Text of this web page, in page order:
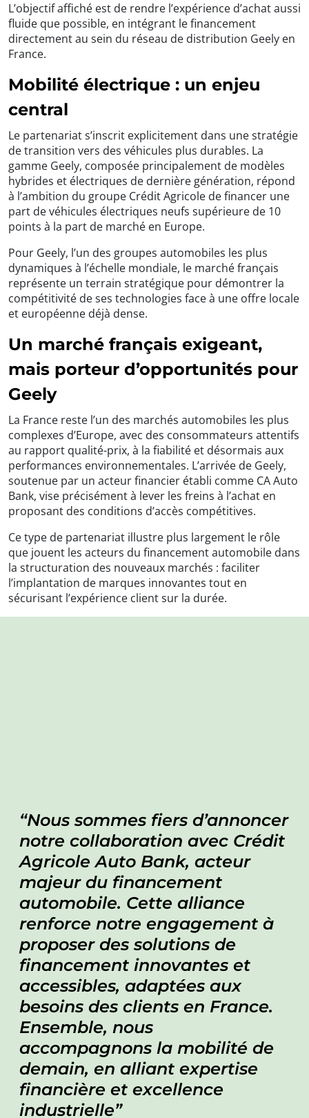
L’objectif affiché est de rendre l’expérience d’achat aussi
fluide que possible, en intégrant le financement
directement au sein du réseau de distribution Geely en
France.
Mobilité électrique : un enjeu
central
Le partenariat s’inscrit explicitement dans une stratégie
de transition vers des véhicules plus durables. La
gamme Geely, composée principalement de modèles
hybrides et électriques de dernière génération, répond
à l’ambition du groupe Crédit Agricole de financer une
part de véhicules électriques neufs supérieure de 10
points à la part de marché en Europe.
Pour Geely, l’un des groupes automobiles les plus
dynamiques à l’échelle mondiale, le marché français
représente un terrain stratégique pour démontrer la
compétitivité de ses technologies face à une offre locale
et européenne déjà dense.
Un marché français exigeant,
mais porteur d’opportunités pour
Geely
La France reste l’un des marchés automobiles les plus
complexes d’Europe, avec des consommateurs attentifs
au rapport qualité-prix, à la fiabilité et désormais aux
performances environnementales. L’arrivée de Geely,
soutenue par un acteur financier établi comme CA Auto
Bank, vise précisément à lever les freins à l’achat en
proposant des conditions d’accès compétitives.
Ce type de partenariat illustre plus largement le rôle
que jouent les acteurs du financement automobile dans
la structuration des nouveaux marchés : faciliter
l’implantation de marques innovantes tout en
sécurisant l’expérience client sur la durée.
Nous sommes fiers d’annoncer
notre collaboration avec Crédit
Agricole Auto Bank, acteur
majeur du financement
automobile. Cette alliance
renforce notre engagement à
proposer des solutions de
financement innovantes et
accessibles, adaptées aux
besoins des clients en France.
Ensemble, nous
accompagnons la mobilité de
demain, en alliant expertise
financière et excellence
industrielle